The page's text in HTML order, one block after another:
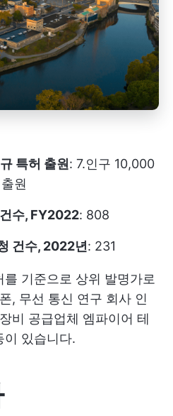
특허 출원 : 7.인구 10,000
원
수, FY2022: 808
건수, 2022년 : 231
기준으로 상위 발명가로
, 무선 통신 연구 회사 인
비 공급업체 엠파이어 테
이 있습니다.